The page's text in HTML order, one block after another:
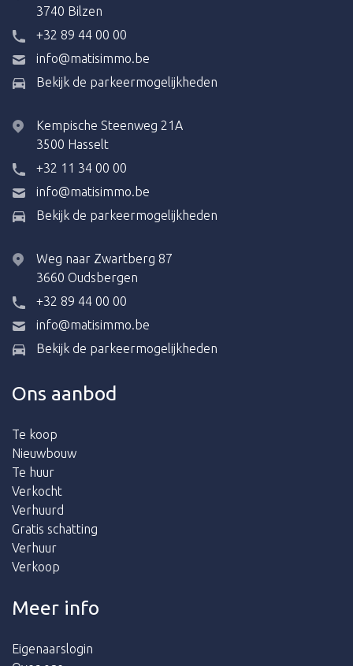
3740 Bilzen
+32 89 44 00 00
info@matisimmo.be
Bekijk de parkeermogelijkheden
Kempische Steenweg 21A
3500 Hasselt
+32 11 34 00 00
info@matisimmo.be
Bekijk de parkeermogelijkheden
Weg naar Zwartberg 87
3660 Oudsbergen
+32 89 44 00 00
info@matisimmo.be
Bekijk de parkeermogelijkheden
Ons aanbod
Te koop
Nieuwbouw
Te huur
Verkocht
Verhuurd
Gratis schatting
Verhuur
Verkoop
Meer info
Eigenaarslogin